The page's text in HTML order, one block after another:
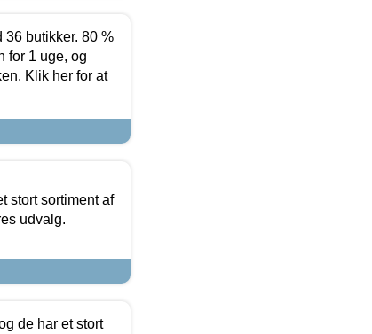
butikker. 80 %
for 1 uge, og
Klik her for at
stort sortiment af
udvalg.
de har et stort